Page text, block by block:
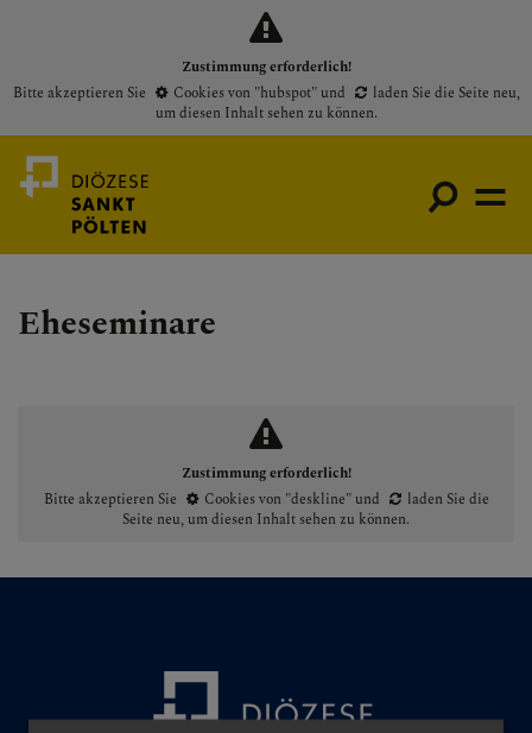
Zustimmung erforderlich!
Bitte akzeptieren Sie
Cookies von "hubspot"und laden Sie die Seite neu,
um diesen Inhalt sehen zu können.
Medienportal
Presse
Veranstaltungen
Eheseminare
Zustimmung erforderlich!
Bitte akzeptieren Sie
Cookies von "deskline"und
laden Sie die
Seite neu, um diesen Inhalt sehen zu können.